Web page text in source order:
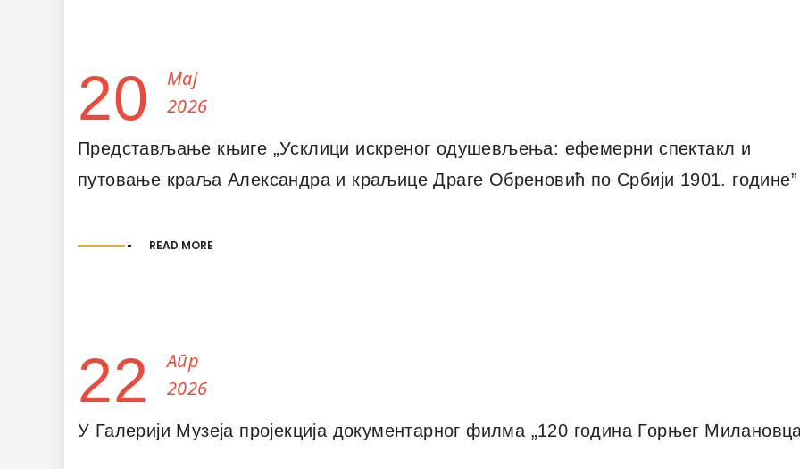
20
Мај
2026
Представљање књиге „Усклици искреног одушевљења: ефемерни спектакл и
путовање краља Александра и краљице Драге Обреновић по Србији 1901. године”
READ MORE
22
Апр
2026
У Галерији Музеја пројекцијa документарног филма „120 година Горњег